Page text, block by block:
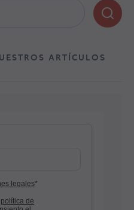
ARTÍCULOS